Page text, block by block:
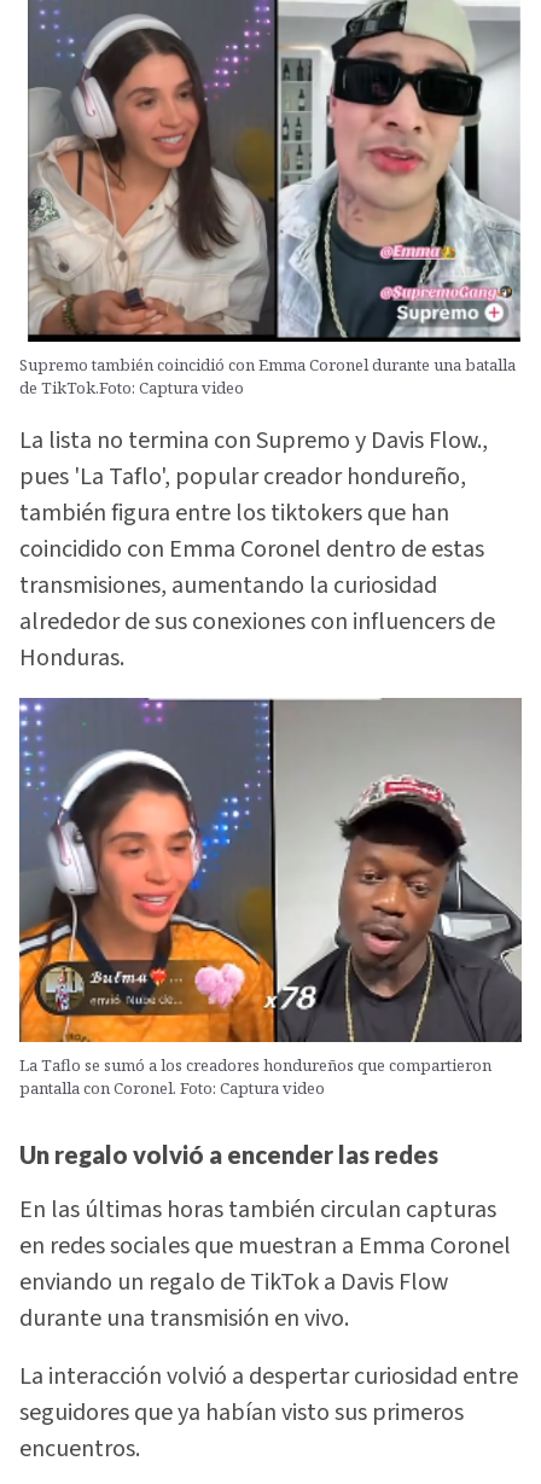
Supremo también coincidió con Emma Coronel durante una batalla
de TikTok.Foto: Captura video
La lista no termina con Supremo y Davis Flow.,
pues 'La Taflo', popular creador hondureño,
también figura entre los tiktokers que han
coincidido con Emma Coronel dentro de estas
transmisiones, aumentando la curiosidad
alrededor de sus conexiones con influencers de
Honduras.
La Taflo se sumó a los creadores hondureños que compartieron
pantalla con Coronel. Foto: Captura video
Un regalo volvió a encender las redes
En las últimas horas también circulan capturas
en redes sociales que muestran a Emma Coronel
enviando un regalo de TikTok a Davis Flow
durante una transmisión en vivo.
La interacción volvió a despertar curiosidad entre
seguidores que ya habían visto sus primeros
encuentros.